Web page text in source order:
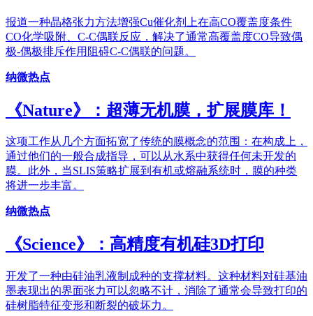
报道一种晶格张力方法增强Cu催化剂上在高CO覆盖度条件
CO化学吸附、C-C偶联反应，解决了通常高覆盖度CO导致偶
极-偶极排斥作用阻碍C-C偶联的问题。
纳微热点
《Nature》：超薄无机膜，扩展膜库！
这项工作从几个方面拓宽了传统的膜概念的范围：在构成上，
通过他们的一般合成指导，可以从水系中获得任何未开发的
膜。此外，当SLIS策略扩展到有机或熔融系统时，膜的种类
将进一步丰富。
纳微热点
《Science》：高精度有机硅3D打印
开发了一种由硅油乳液制成种的支撑材料。这种材料对硅基油
墨表现出的界面张力可以忽略不计，消除了通常会导致打印的
硅树脂特征变形和断裂的破坏力。